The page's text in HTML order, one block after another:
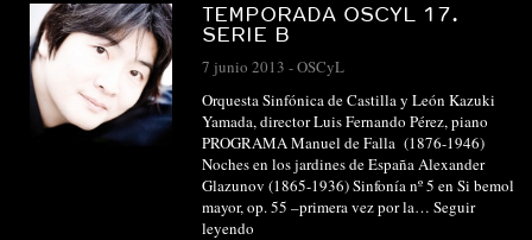
TEMPORADA OSCYL 17.
SERIE B
7 junio 2013 -OSCyL
Orquesta Sinfónica de Castilla y León Kazuki
Yamada, director Luis Fernando Pérez, piano
PROGRAMA Manuel de Falla (1876-1946)
Noches en los jardines de España Alexander
Glazunov (1865-1936) Sinfonía nº 5 en Si bemol
mayor, op. 55 –primera vez por la… Seguir
leyendo